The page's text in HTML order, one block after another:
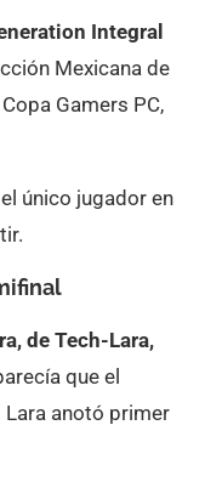
Integral
Mexicana de
Gamers PC,
único jugador en
de Tech-Lara,
que el
anotó primer